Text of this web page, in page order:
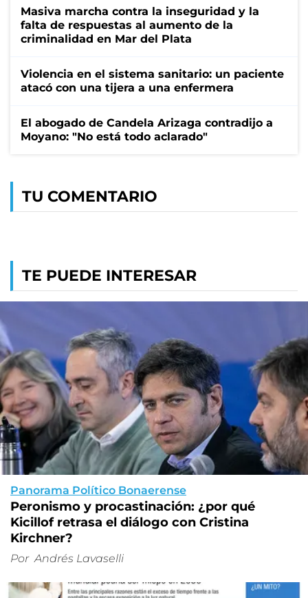
Masiva marcha contra la inseguridad y la
falta de respuestas al aumento de la
criminalidad en Mar del Plata
Violencia en el sistema sanitario: un paciente
atacó con una tijera a una enfermera
El abogado de Candela Arizaga contradijo a
Moyano: "No está todo aclarado"
TU COMENTARIO
TE PUEDE INTERESAR
Panorama Político Bonaerense
Peronismo y procastinación: ¿por qué
Kicillof retrasa el diálogo con Cristina
Kirchner?
Por Andrés Lavaselli